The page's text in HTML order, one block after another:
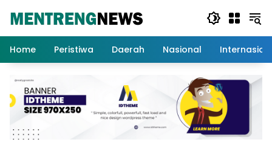
Home
Peristiwa Daerah Nasional